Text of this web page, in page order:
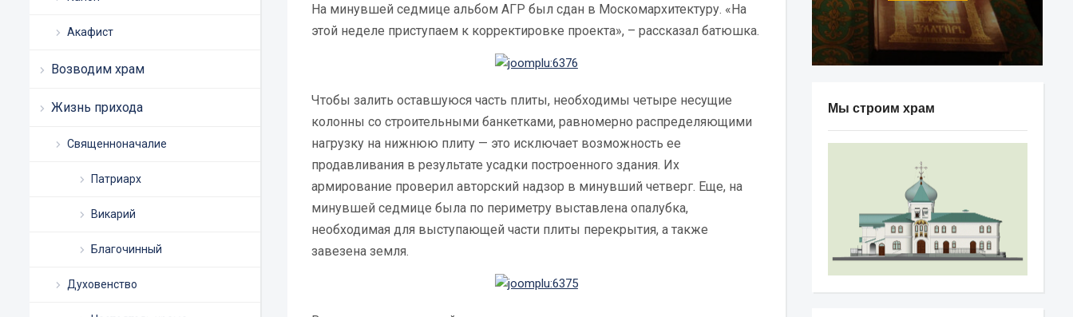
Акафист
Возводим храм
Жизнь прихода
Священноначалие
Патриарх
Викарий
Благочинный
Духовенство
На минувшей седмице альбом АГР был сдан в Москомархитектуру. «На
этой неделе приступаем к корректировке проекта», – рассказал батюшка.
Чтобы залить оставшуюся часть плиты, необходимы четыре несущие
колонны со строительными банкетками, равномерно распределяющими
нагрузку на нижнюю плиту — это исключает возможность ее
продавливания в результате усадки построенного здания. Их
армирование проверил авторский надзор в минувший четверг. Еще, на
минувшей седмице была по периметру выставлена опалубка,
необходимая для выступающей части плиты перекрытия, а также
завезена земля.
Мы строим храм